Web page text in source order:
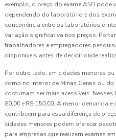
exemplo, o preço do exame ASO pode
dependendo do laboratório e dos
concorrência entre os laboratórios é
variação significativa nos preços.
trabalhadores e empregadores
disponíveis antes de decidir onde
Por outro lado, em cidades menores
como no interior de Minas Gerais ou
costumam ser mais acessíveis.
80,00 e R$ 150,00. A menor demanda
contribuem para essa diferença de
cidades menores podem oferecer
para empresas que realizam exames